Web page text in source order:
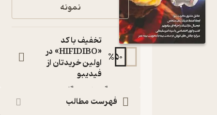
شماره 49
اثر گروه
نویسندگان
مجله
نویسنده:
گروه نویسندگان
ناشر:
نمونه
%
تخفیف با کد
«HIFIDIBO» در
اولین خریدتان از
فیدیبو
فهرست مطالب